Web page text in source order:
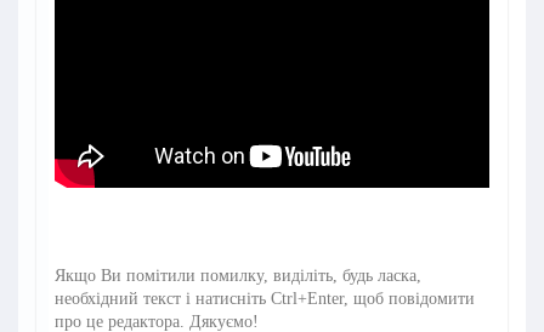
Якщо Ви помітили помилку, виділіть, будь ласка,
необхідний текст і натисніть Ctrl+Enter, щоб повідомити
про це редактора. Дякуємо!